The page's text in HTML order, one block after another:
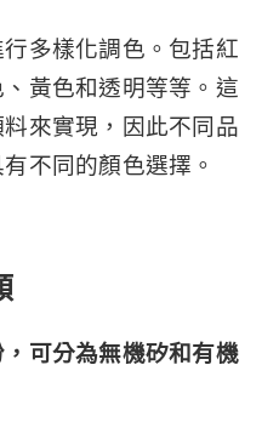
多樣化調色。包括紅
黃色和透明等等。這
來實現，因此不同品
不同的顏色選擇。
可分為無機矽和有機